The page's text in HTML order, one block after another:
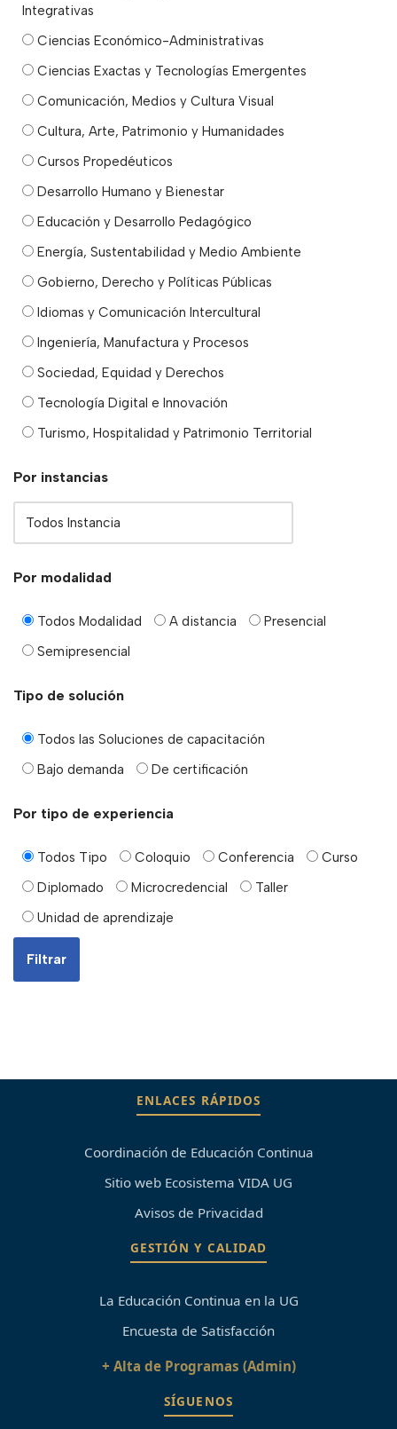
Integrativas
Ciencias Económico-Administrativas
Ciencias Exactas y Tecnologías Emergentes
Comunicación, Medios y Cultura Visual
Cultura, Arte, Patrimonio y Humanidades
Cursos Propedéuticos
Desarrollo Humano y Bienestar
Educación y Desarrollo Pedagógico
Energía, Sustentabilidad y Medio Ambiente
Gobierno, Derecho y Políticas Públicas
Idiomas y Comunicación Intercultural
Ingeniería, Manufactura y Procesos
Sociedad, Equidad y Derechos
Tecnología Digital e Innovación
Turismo, Hospitalidad y Patrimonio Territorial
Por instancias
Por modalidad
Todos Modalidad A distancia
Presencial
Semipresencial
Tipo de solución
Todos las Soluciones de capacitación
Bajo demanda
De certificación
Por tipo de experiencia
Todos Tipo Coloquio Conferencia
Curso
Diplomado
Microcredencial
Taller
Unidad de aprendizaje
ENLACES RÁPIDOS
Coordinación de Educación Continua
Sitio web Ecosistema VIDA UG
Avisos de Privacidad
GESTIÓN Y CALIDAD
La Educación Continua en la UG
Encuesta de Satisfacción
+ Alta de Programas (Admin)
SÍGUENOS